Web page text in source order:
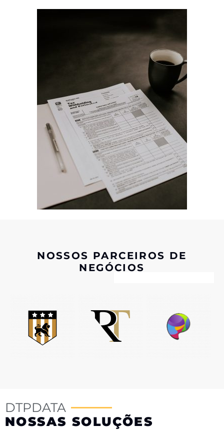
NOSSOS PARCEIROS DE
NEGÓCIOS
DTPDATA
NOSSAS SOLUÇÕES